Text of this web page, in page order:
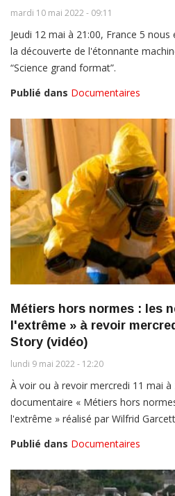
mardi 10 mai 2022 - 09:11
Jeudi 12 mai à 21:00, France 5
la découverte de l'étonnante
“Science grand format”.
Publié dans Documentaires
Métiers hors normes : les
l'extrême » à revoir
Story (vidéo)
lundi 9 mai 2022 - 12:20
À voir ou à revoir mercredi 11 mai à
documentaire « Métiers hors
l'extrême » réalisé par Wilfrid
Publié dans Documentaires